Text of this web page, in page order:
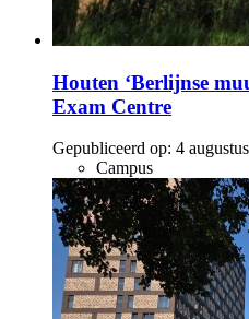
Houten ‘Berlijnse
Exam Centre
Gepubliceerd op: 4
Campus